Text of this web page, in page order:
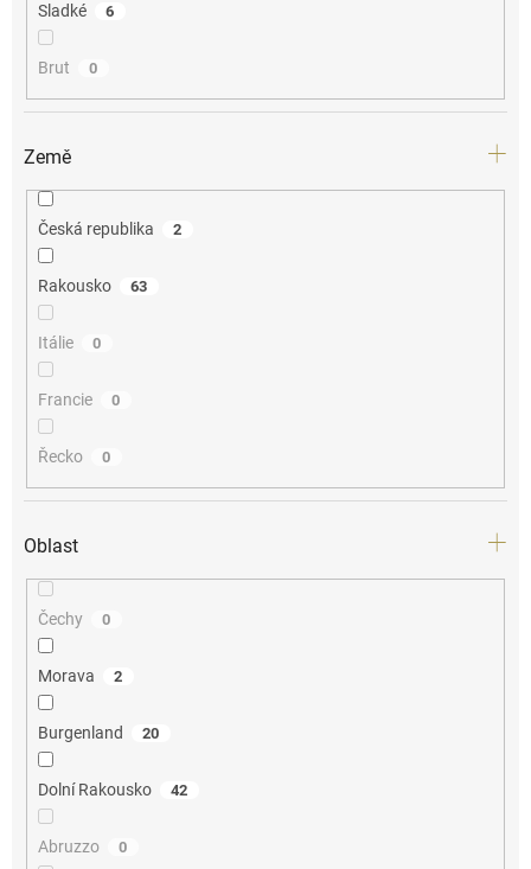
Sladké 6
Brut 0
Země
Česká republika 2
Rakousko 63
Itálie 0
Francie 0
Řecko 0
Oblast
Čechy 0
Morava 2
Burgenland 20
Dolní Rakousko 42
Abruzzo 0